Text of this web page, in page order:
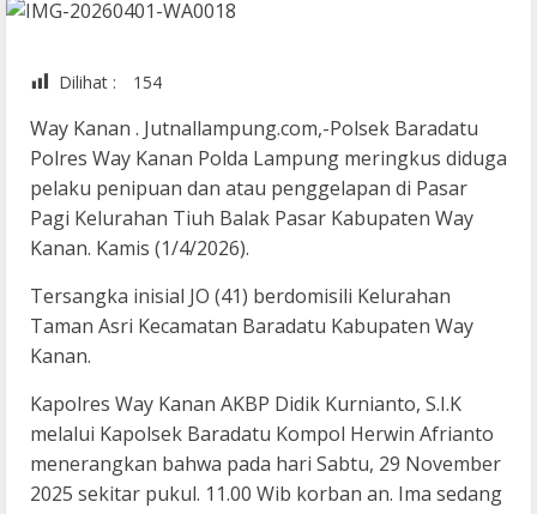
Dilihat : 154
Way Kanan . Jutnallampung.com,-Polsek Baradatu
Polres Way Kanan Polda Lampung meringkus diduga
pelaku penipuan dan atau penggelapan di Pasar
Pagi Kelurahan Tiuh Balak Pasar Kabupaten Way
Kanan. Kamis (1/4/2026).
Tersangka inisial JO (41) berdomisili Kelurahan
Taman Asri Kecamatan Baradatu Kabupaten Way
Kanan.
Kapolres Way Kanan AKBP Didik Kurnianto, S.I.K
melalui Kapolsek Baradatu Kompol Herwin Afrianto
menerangkan bahwa pada hari Sabtu, 29 November
2025 sekitar pukul. 11.00 Wib korban an. ‎Ima sedang